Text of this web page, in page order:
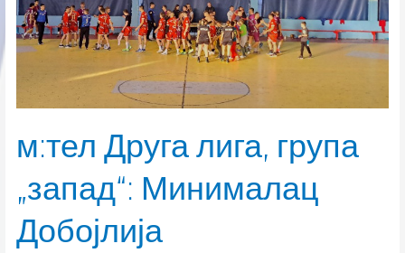
м:тел Друга лига, група
„запад“: Минималац
Добојлија